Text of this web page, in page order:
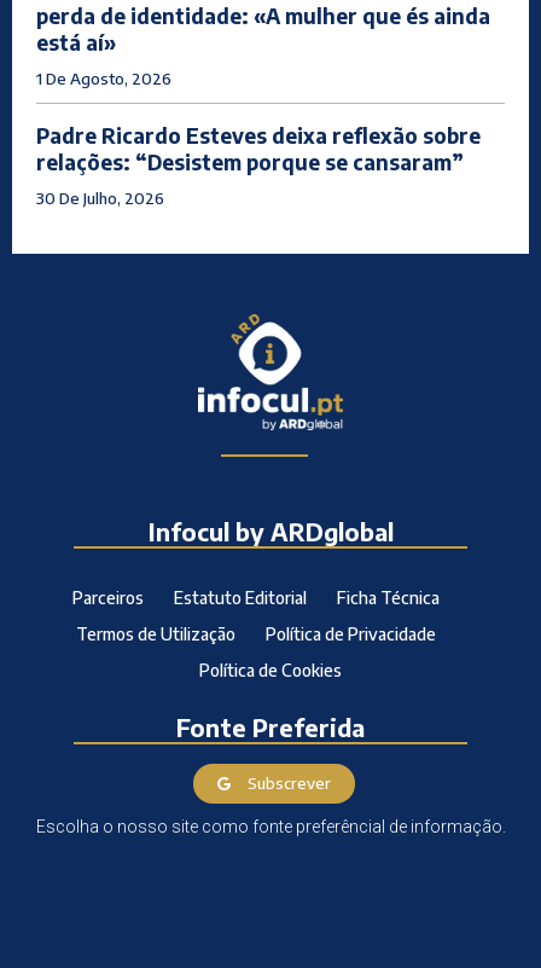
perda de identidade: «A mulher que és ainda
está aí»
1 De Agosto, 2026
Padre Ricardo Esteves deixa reflexão sobre
relações: “Desistem porque se cansaram”
30 De Julho, 2026
Infocul by ARDglobal
Parceiros Estatuto Editorial
Ficha Técnica
Termos de Utilização
Política de Privacidade
Política de Cookies
Fonte Preferida
Subscrever
Escolha o nosso site como fonte preferêncial de informação.